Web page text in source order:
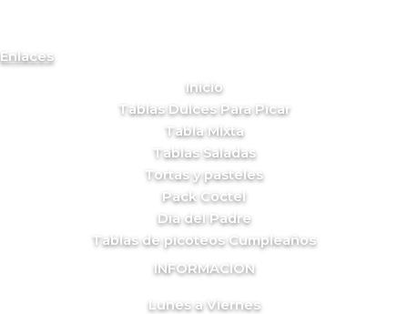
Enlaces
Inicio
Tablas Dulces Para Picar
Tabla Mixta
Tablas Saladas
Tortas y pasteles
Pack Cóctel
Día del Padre
Tablas de picoteos Cumpleaños
INFORMACION
Lunes a Viernes